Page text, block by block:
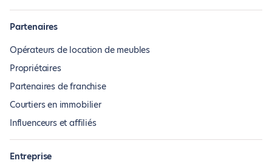
Partenaires
Opérateurs de location de meubles
Propriétaires
Partenaires de franchise
Courtiers en immobilier
Influenceurs et affiliés
Entreprise